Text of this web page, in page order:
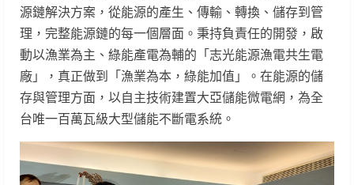
源鏈解決方案，從能源的產生、傳輸、轉換、儲存到管
理，完整能源鏈的每一個層面。秉持負責任的開發，啟
動以漁業為主、綠能產電為輔的「志光能源漁電共生電
廠」，真正做到「漁業為本，綠能加值」。在能源的儲
存與管理方面，以自主技術建置大亞儲能微電網，為全
台唯一百萬瓦級大型儲能不斷電系統。